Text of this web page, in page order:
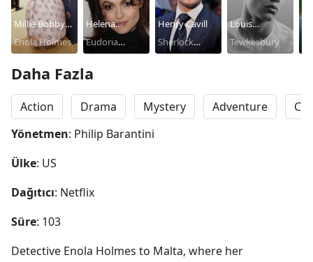
Millie Bobby
Brown
Enola Holmes
Helena
Bonham
Eudoria
Henry Cavill
Sherlock
Louis
Partridge
Tewkesbury
Daha Fazla
Action Drama Mystery Adventure
Yönetmen: Philip Barantini
Ülke: US
Dağıtıcı: Netflix
Süre: 103
Detective Enola Holmes to Malta, where her